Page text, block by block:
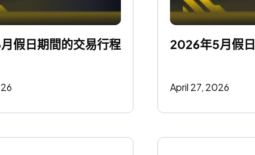
假日期間的交易行程 2026年5月假
April 27, 2026